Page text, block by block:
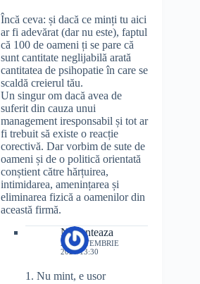
Încă ceva: și dacă ce minți tu aici
ar fi adevărat (dar nu este), faptul
că 100 de oameni ți se pare că
sunt cantitate neglijabilă arată
cantitatea de psihopatie în care se
scaldă creierul tău.
Un singur om dacă avea de
suferit din cauza unui
management iresponsabil și tot ar
fi trebuit să existe o reacție
corectivă. Dar vorbim de sute de
oameni și de o politică orientată
conștient către hărțuirea,
intimidarea, amenințarea și
eliminarea fizică a oamenilor din
această firmă.
Nuconteaza
28 SEPTEMBRIE
2024/13:30
1. Nu mint, e usor